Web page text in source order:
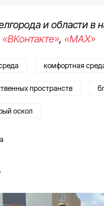
и области в
«ВКонтакте», «MAX»
комфортная
пространств
оскол